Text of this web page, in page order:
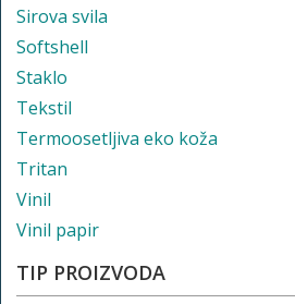
Sirova svila
Softshell
Staklo
Tekstil
Termoosetljiva eko koža
Tritan
Vinil
Vinil papir
TIP PROIZVODA